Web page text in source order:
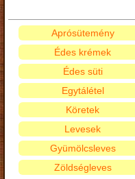
Aprósütemény
Édes krémek
Édes süti
Egytálétel
Köretek
Levesek
Gyümölcsleves
Zöldségleves